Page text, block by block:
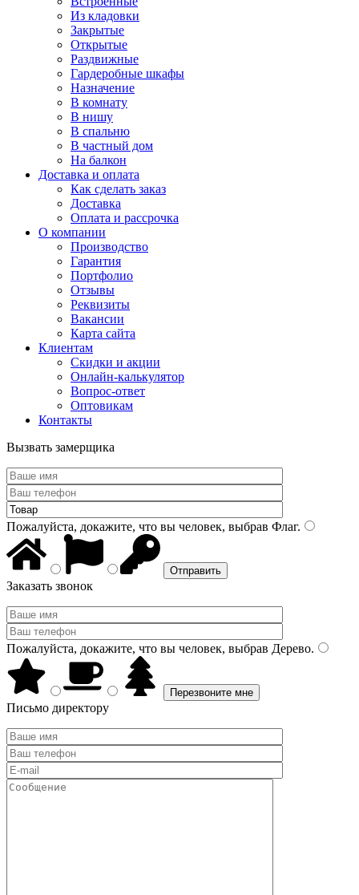
Из кладовки
Закрытые
Открытые
Раздвижные
Гардеробные шкафы
Назначение
В комнату
В нишу
В спальню
В частный дом
На балкон
Доставка и оплата
Как сделать заказ
Доставка
Оплата и рассрочка
О компании
Производство
Гарантия
Портфолио
Отзывы
Реквизиты
Вакансии
Карта сайта
Клиентам
Скидки и акции
Онлайн-калькулятор
Вопрос-ответ
Оптовикам
Контакты
Вызвать замерщика
Пожалуйста, докажите, что вы человек, выбрав Флаг.
Заказать звонок
Пожалуйста, докажите, что вы человек, выбрав Дерево.
Письмо директору